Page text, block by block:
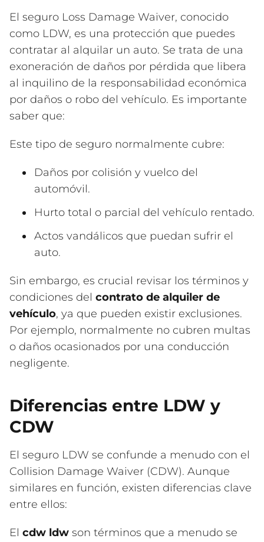
El seguro Loss Damage Waiver, conocido
como LDW, es una protección que puedes
contratar al alquilar un auto. Se trata de una
exoneración de daños por pérdida que libera
al inquilino de la responsabilidad económica
por daños o robo del vehículo. Es importante
saber que:
Este tipo de seguro normalmente cubre:
Daños por colisión y vuelco del
automóvil.
Hurto total o parcial del vehículo rentado.
Actos vandálicos que puedan sufrir el
auto.
Sin embargo, es crucial revisar los términos y
condiciones del contrato de alquiler de
vehículo, ya que pueden existir exclusiones.
Por ejemplo, normalmente no cubren multas
o daños ocasionados por una conducción
negligente.
Diferencias entre LDW y
CDW
El seguro LDW se confunde a menudo con el
Collision Damage Waiver (CDW). Aunque
similares en función, existen diferencias clave
entre ellos:
El cdw ldw son términos que a menudo se